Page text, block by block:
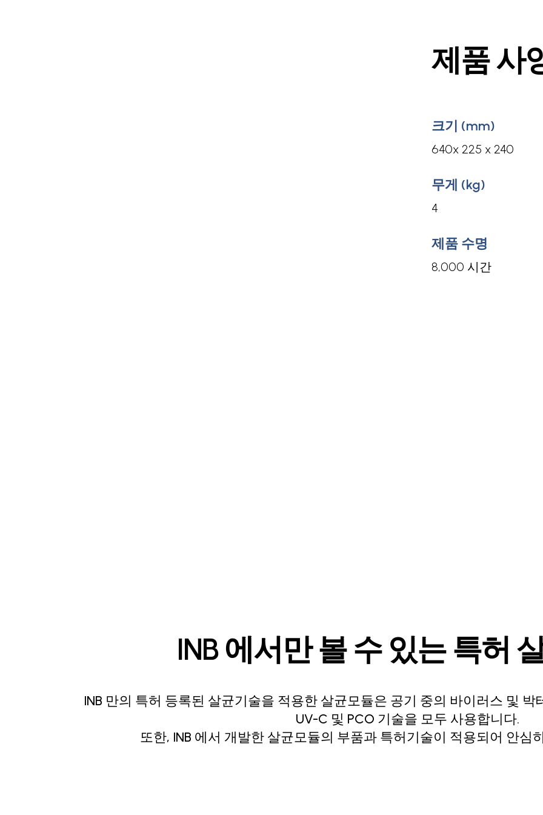
제품 사
크기 (mm)
640x 225 x 240
무게 (kg)
4
제품 수명
8,000 시간
INB 에서만 볼 수 있는 특허
INB 만의 특허 등록된 살균기술을 적용한 살균모듈은 공기 중의 바이러스 및
UV-C 및 PCO 기술을 모두 사용합니다.
또한, INB 에서 개발한 살균모듈의 부품과 특허기술이 적용되어 안심